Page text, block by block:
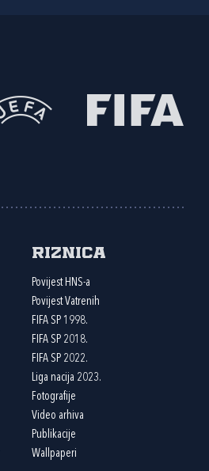
Riznica
Povijest HNS-a
Povijest Vatrenih
FIFA SP 1998.
FIFA SP 2018.
FIFA SP 2022.
Liga nacija 2023.
Fotografije
Video arhiva
Publikacije
Wallpaperi